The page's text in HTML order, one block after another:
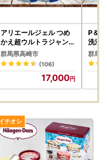
アリエールジェル つめ
かえ超ウルトラジャンボ
サイズ 1,720g×4個
群馬県高崎市
(106)
17,000
P＆G
洗浄
ャン
用』
群馬